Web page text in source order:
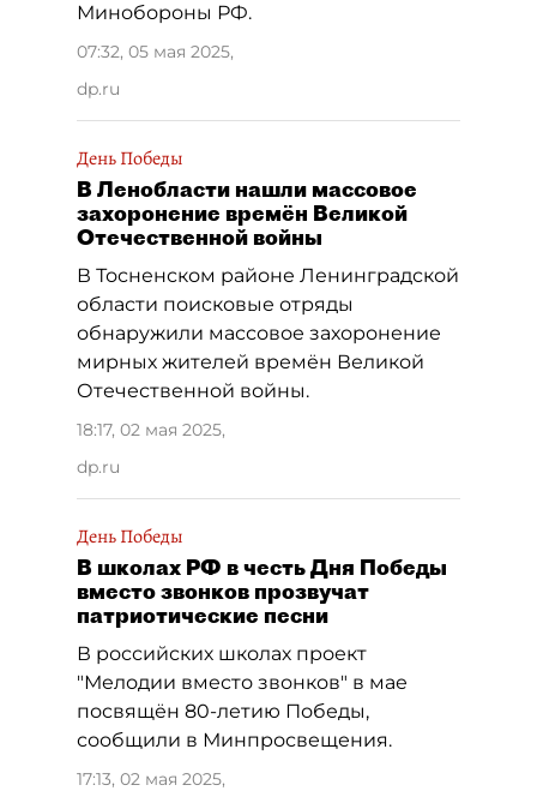
Минобороны РФ.
07:32, 05 мая 2025,
dp.ru
День Победы
В Ленобласти нашли массовое
захоронение времён Великой
Отечественной войны
В Тосненском районе Ленинградской
области поисковые отряды
обнаружили массовое захоронение
мирных жителей времён Великой
Отечественной войны.
18:17, 02 мая 2025,
dp.ru
День Победы
В школах РФ в честь Дня Победы
вместо звонков прозвучат
патриотические песни
В российских школах проект
"Мелодии вместо звонков" в мае
посвящён 80-летию Победы,
сообщили в Минпросвещения.
17:13, 02 мая 2025,